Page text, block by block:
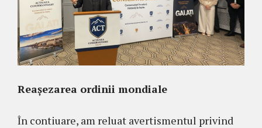
Reașezarea ordinii mondiale
În contiuare, am reluat avertismentul privind